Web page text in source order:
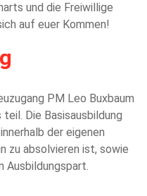
und die Freiwillige
auf euer Kommen!
PM Leo Buxbaum
Die Basisausbildung
der eigenen
zu absolvieren ist, sowie
Ausbildungspart.